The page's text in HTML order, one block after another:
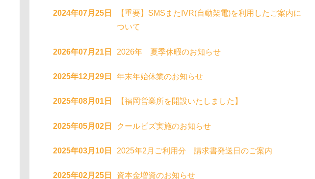
2024年07月25日
【重要】SMSまたIVR(自動架電)を利用したご案内に
ついて
2026年07月21日 2026年 夏季休暇のお知らせ
2025年12月29日 年末年始休業のお知らせ
2025年08月01日 【福岡営業所を開設いたしました】
2025年05月02日 クールビズ実施のお知らせ
2025年03月10日 2025年2月ご利用分 請求書発送日のご案内
2025年02月25日 資本金増資のお知らせ